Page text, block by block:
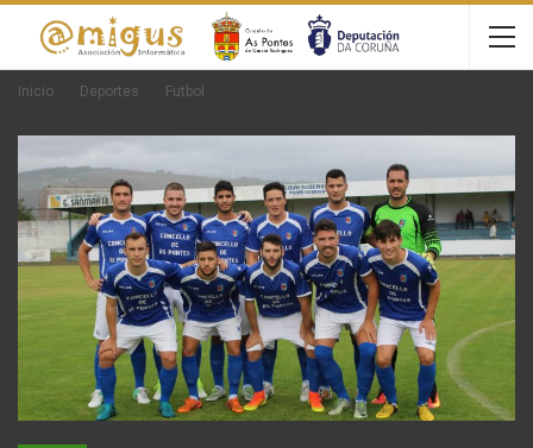
Inicio Deportes Futbol